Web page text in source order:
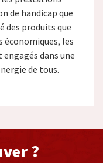
de handicap que
des produits que
économiques, les
dans une
de tous.
?